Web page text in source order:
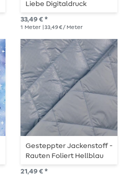
Liebe Digitaldruck
Christmas Wreath
Hellblau
33,49 € *
1 Meter | 33,49 € / Meter
Gesteppter Jackenstoff -
Rauten Foliert Hellblau
Wattiert
21,49 € *